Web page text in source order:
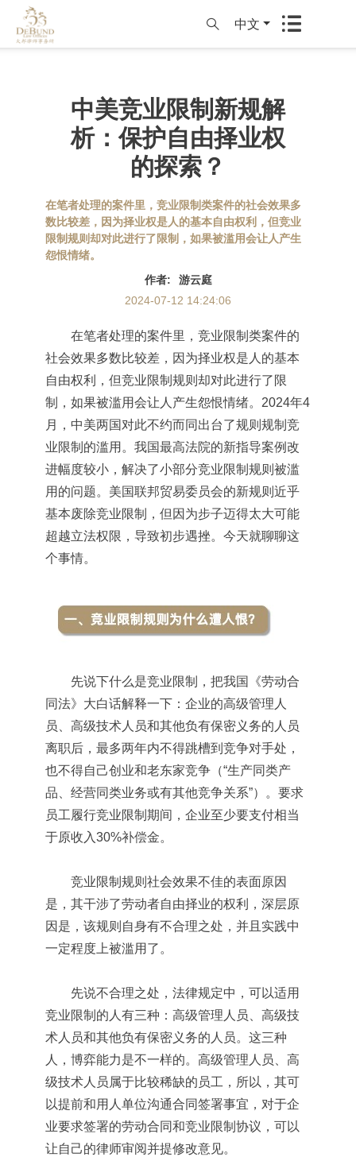
中文
中美竞业限制新规解
析：保护自由择业权
的探索？
在笔者处理的案件里，竞业限制类案件的社会效果多
数比较差，因为择业权是人的基本自由权利，但竞业
限制规则却对此进行了限制，如果被滥用会让人产生
怨恨情绪。
作者:
游云庭
2024-07-12 14:24:06
在笔者处理的案件里，竞业限制类案件的
社会效果多数比较差，因为择业权是人的基本
自由权利，但竞业限制规则却对此进行了限
制，如果被滥用会让人产生怨恨情绪。2024年4
月，中美两国对此不约而同出台了规则规制竞
业限制的滥用。我国最高法院的新指导案例改
进幅度较小，解决了小部分竞业限制规则被滥
用的问题。美国联邦贸易委员会的新规则近乎
基本废除竞业限制，但因为步子迈得太大可能
超越立法权限，导致初步遇挫。今天就聊聊这
个事情。
先说下什么是竞业限制，把我国《劳动合
同法》大白话解释一下：企业的高级管理人
员、高级技术人员和其他负有保密义务的人员
离职后，最多两年内不得跳槽到竞争对手处，
也不得自己创业和老东家竞争（“生产同类产
品、经营同类业务或有其他竞争关系”）。要求
员工履行竞业限制期间，企业至少要支付相当
于原收入30%补偿金。
竞业限制规则社会效果不佳的表面原因
是，其干涉了劳动者自由择业的权利，深层原
因是，该规则自身有不合理之处，并且实践中
一定程度上被滥用了。
先说不合理之处，法律规定中，可以适用
竞业限制的人有三种：高级管理人员、高级技
术人员和其他负有保密义务的人员。这三种
人，博弈能力是不一样的。高级管理人员、高
级技术人员属于比较稀缺的员工，所以，其可
以提前和用人单位沟通合同签署事宜，对于企
业要求签署的劳动合同和竞业限制协议，可以
让自己的律师审阅并提修改意见。